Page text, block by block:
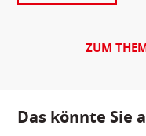
ZUM
Das könnte Sie